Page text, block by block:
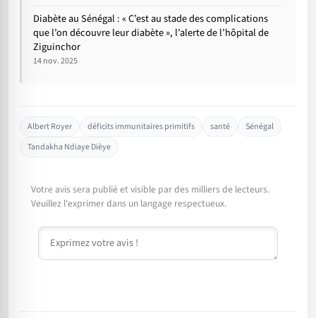
Diabète au Sénégal : « C’est au stade des complications
que l’on découvre leur diabète », l’alerte de l’hôpital de
Ziguinchor
14 nov. 2025
Albert Royer déficits immunitaires primitifs santé
Sénégal
Tandakha Ndiaye Dièye
Votre avis sera publié et visible par des milliers de lecteurs.
Veuillez l'exprimer dans un langage respectueux.
Commentaire